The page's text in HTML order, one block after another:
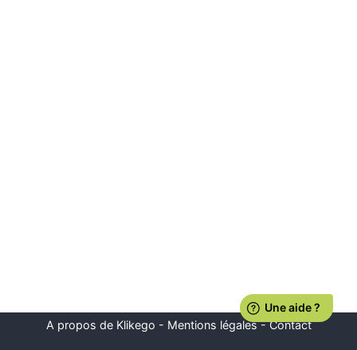
A propos de Klikego - Mentions légales-Contact